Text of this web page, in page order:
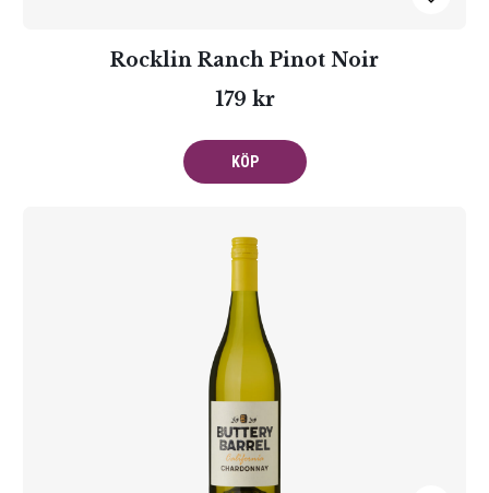
Rocklin Ranch Pinot Noir
179 kr
KÖP